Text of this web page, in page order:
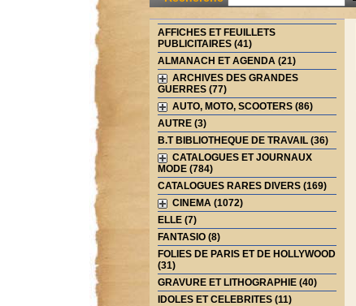
AFFICHES ET FEUILLETS
PUBLICITAIRES (41)
ALMANACH ET AGENDA (21)
ARCHIVES DES GRANDES
GUERRES (77)
AUTO, MOTO, SCOOTERS (86)
AUTRE (3)
B.T BIBLIOTHEQUE DE TRAVAIL (36)
CATALOGUES ET JOURNAUX
MODE (784)
CATALOGUES RARES DIVERS (169)
CINEMA (1072)
ELLE (7)
FANTASIO (8)
FOLIES DE PARIS ET DE HOLLYWOOD
(31)
GRAVURE ET LITHOGRAPHIE (40)
IDOLES ET CELEBRITES (11)